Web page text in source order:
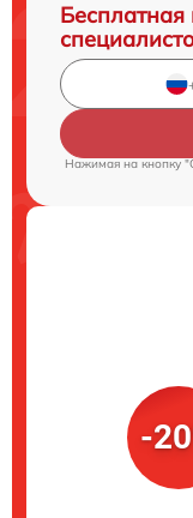
Бесплатная
Нажимая на кнопку
-